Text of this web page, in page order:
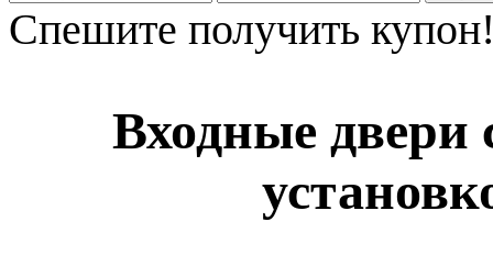
Спешите получить
Входные двери